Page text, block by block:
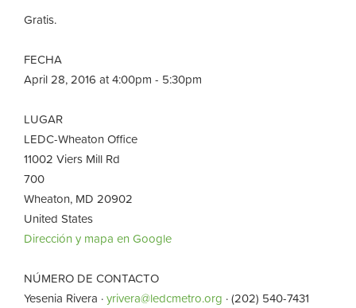
Gratis.
FECHA
April 28, 2016 at 4:00pm - 5:30pm
LUGAR
LEDC-Wheaton Office
11002 Viers Mill Rd
700
Wheaton, MD 20902
United States
Dirección y mapa en Google
NÚMERO DE CONTACTO
Yesenia Rivera ·yrivera@ledcmetro.org · (202) 540-7431